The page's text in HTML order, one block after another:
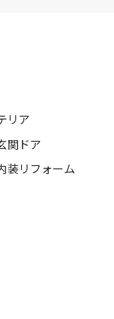
リア
関ドア
装リフォーム